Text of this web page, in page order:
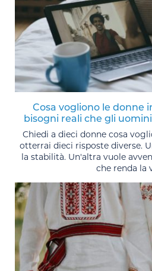
Cosa vogliono le donne
bisogni reali che gli
Chiedi a dieci donne cosa
otterrai dieci risposte diverse.
la stabilità. Un'altra vuole
che renda la